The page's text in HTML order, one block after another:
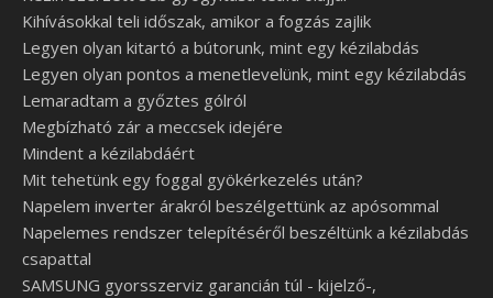
Kihívásokkal teli időszak, amikor a fogzás zajlik
Legyen olyan kitartó a bútorunk, mint egy kézilabdás
Legyen olyan pontos a menetlevelünk, mint egy kézilabdás
Lemaradtam a győztes gólról
Megbízható zár a meccsek idejére
Mindent a kézilabdáért
Mit tehetünk egy foggal gyökérkezelés után?
Napelem inverter árakról beszélgettünk az apósommal
Napelemes rendszer telepítéséről beszéltünk a kézilabdás
csapattal
SAMSUNG gyorsszerviz garancián túl - kijelző-,